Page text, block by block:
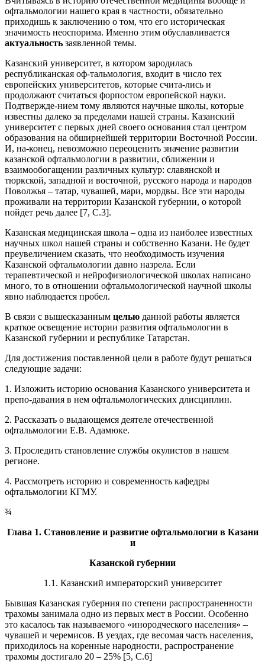
офтальмологии нашего края в частности, обязательно
приходишь к заключению о том, что его историческая
значимость неоспорима. Именно этим обуславливается
актуальность заявленной темы.
Казанский университет, в котором зародилась
республиканская оф-тальмология, входит в число тех
европейских университетов, которые счита-лись и
продолжают считаться форпостом европейской науки.
Подтвержде-нием тому являются научные школы, которые
известны далеко за пределами нашей страны. Казанский
университет с первых дней своего основания стал центром
образования на обширнейшей территории Восточной России.
И, на-конец, невозможно переоценить значение развитии
казанской офтальмологии в развитии, сближении и
взаимообогащении различных культур: славянской и
тюркской, западной и восточной, русского народа и народов
Поволжья – татар, чувашей, мари, мордвы. Все эти народы
проживали на территории Казанской губернии, о которой
пойдет речь далее [7, С.3].
Казанская медицинская школа – одна из наиболее известных
научных школ нашей страны и собственно Казани. Не будет
преувеличением сказать, что необходимость изучения
Казанской офтальмологии давно назрела. Если
терапевтической и нейрофизиологической школах написано
много, то в отношении офтальмологической научной школы
явно наблюдается пробел.
В связи с вышесказанным целью данной работы является
краткое освещение истории развития офтальмологии в
Казанской губернии и республике Татарстан.
Для достижения поставленной цели в работе будут решаться
следующие задачи:
1. Изложить историю основания Казанского университета и
препо-давания в нем офтальмологических длисциплин.
2. Рассказать о выдающемся деятеле отечественной
офтальмологии Е.В. Адамюке.
3. Проследить становление службы окулистов в нашем
регионе.
4. Рассмотреть историю и современность кафедры
офтальмологии КГМУ.
¾
Глава 1. Становление и развитие офтальмологии в Казани
и
Казанской губернии
1.1. Казанский императорский университет
Бывшая Казанская губерния по степени распространенности
трахомы занимала одно из первых мест в России. Особенно
это касалось так называемого «инородческого населения» –
чувашей и черемисов. В уездах, где весомая часть населения,
приходилось на коренные народности, распространение
трахомы достигало 20 – 25% [5, С.6]